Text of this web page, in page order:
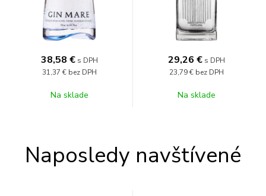
38,58 € s DPH
31,37 € bez DPH
Na sklade
29,26 € s DPH
23,79 € bez DPH
Na sklade
Naposledy navštívené